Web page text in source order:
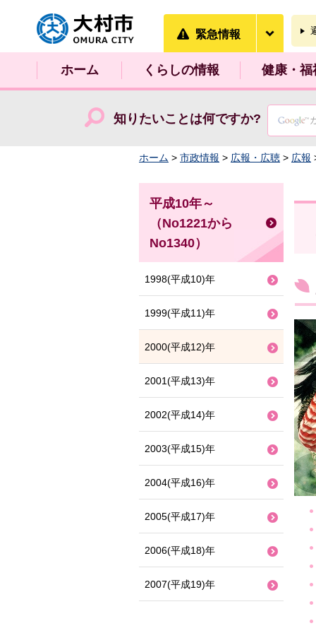
大村市
緊急情報
ホーム くらしの情報 健康・福
知りたいことは何ですか?
ホーム > 市政情報 > 広報・広聴 > 広報
平成10年～
（No1221から
No1340）
1998(平成10)年
1999(平成11)年
2000(平成12)年
2001(平成13)年
2002(平成14)年
2003(平成15)年
2004(平成16)年
2005(平成17)年
2006(平成18)年
2007(平成19)年